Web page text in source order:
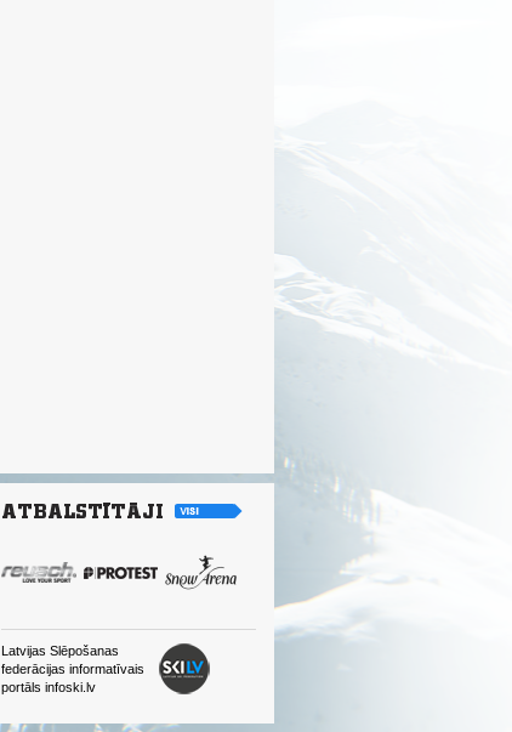
Latvijas Slēpošanas
federācijas informatīvais
portāls infoski.lv